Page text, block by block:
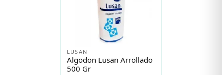
LUSAN
Algodon Lusan Arrollado
500 Gr